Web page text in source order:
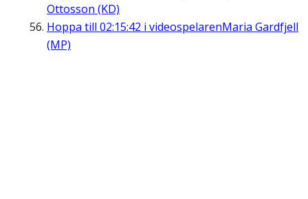
Ottosson (KD)
Hoppa till 02:15:42 i videospelarenMaria Gardfjell
(MP)